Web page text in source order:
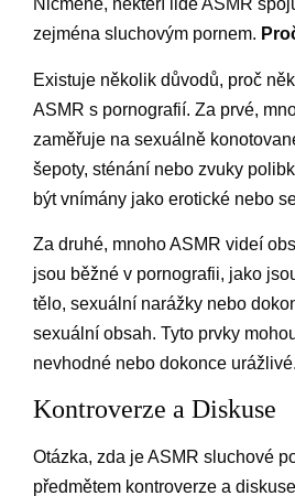
Nicméně, někteří lidé ASMR
zejména sluchovým pornem.
Existuje několik důvodů, proč
ASMR s pornografií. Za prvé,
zaměřuje na sexuálně
šepoty, sténání nebo zvuky
být vnímány jako erotické nebo
Za druhé, mnoho ASMR videí
jsou běžné v pornografii, jako
tělo, sexuální narážky nebo
sexuální obsah. Tyto prvky
nevhodné nebo dokonce urážlivé.
Kontroverze a Diskuse
Otázka, zda je ASMR sluchové
předmětem kontroverze a